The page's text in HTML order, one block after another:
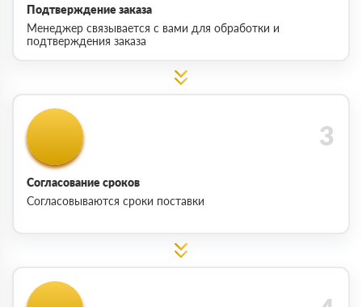
Подтверждение заказа
Менеджер связывается с вами для обработки и
подтверждения заказа
Согласование сроков
Согласовываются сроки поставки